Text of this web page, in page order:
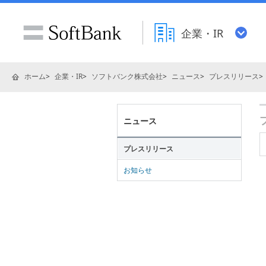
企業・IR
ホーム 企業・IR ソフトバンク株式会社 ニュース プレスリリース
ニュース
プレスリリース
お知らせ